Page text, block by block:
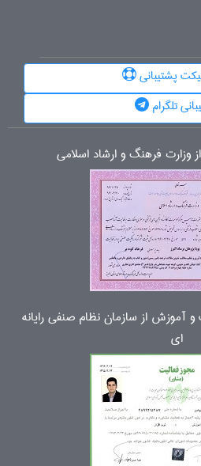
پشتیبانی
تلگرام
وزارت فرهنگ و ارشاد اسلامی
آموزش از سازمان نظام صنفی رایانه
ای